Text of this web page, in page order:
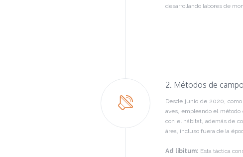
desarrollando labores de
2. Métodos de campo
Desde junio de 2020,
aves, empleando el método
con el hábitat, además de
área, incluso fuera de la
Ad libitum: Esta táctica